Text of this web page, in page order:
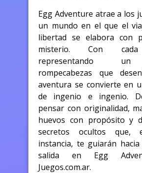
Egg Adventure atrae a los
un mundo en el que el
libertad se elabora con
misterio. Con
representando
rompecabezas que
aventura se convierte en
de ingenio e ingenio.
pensar con originalidad,
huevos con propósito y
secretos ocultos que,
instancia, te guiarán hacia
salida en Egg
Juegos.com.ar.